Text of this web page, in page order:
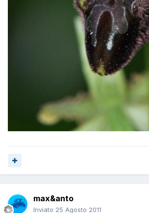
max&anto
Inviato 25 Agosto 2011